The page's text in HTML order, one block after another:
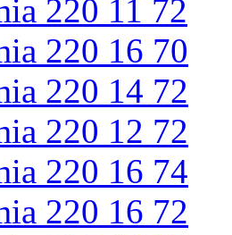
220 11 72
220 16 70
220 14 72
220 12 72
220 16 74
220 16 72